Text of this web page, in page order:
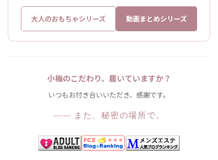
大人のおもちゃシリーズ 動画まとめシリーズ
小梅のこだわり、届いていますか？
いつもお付き合いいただき、感謝です。
—— また、秘密の場所で。